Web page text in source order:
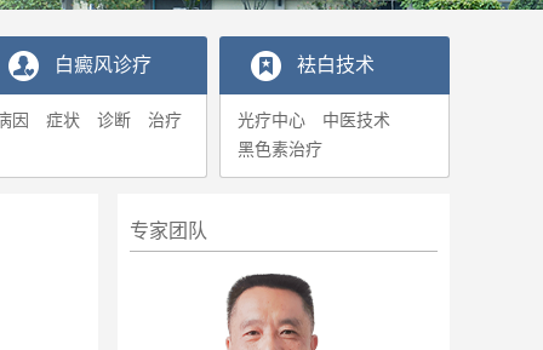
白癜风诊疗
因 症状 诊断 治疗
袪白技术
光疗中心
中医技术
黑色素治疗
专家团队